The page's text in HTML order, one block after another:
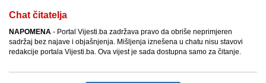
Chat čitatelja
NAPOMENA - Portal Vijesti.ba zadržava pravo da obriše neprimjeren
sadržaj bez najave i objašnjenja. Mišljenja iznešena u chatu nisu stavovi
redakcije portala Vijesti.ba. Ova vijest je sada dostupna samo za čitanje.